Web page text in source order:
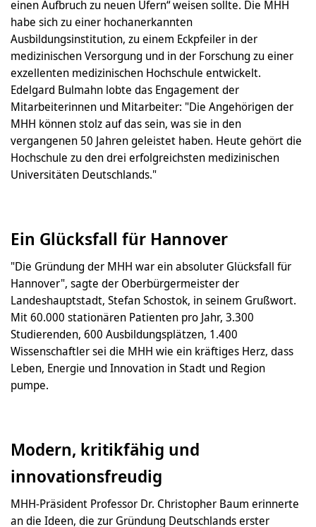
einen Aufbruch zu neuen Ufern“ weisen sollte. Die MHH
habe sich zu einer hochanerkannten
Ausbildungsinstitution, zu einem Eckpfeiler in der
medizinischen Versorgung und in der Forschung zu einer
exzellenten medizinischen Hochschule entwickelt.
Edelgard Bulmahn lobte das Engagement der
Mitarbeiterinnen und Mitarbeiter: "Die Angehörigen der
MHH können stolz auf das sein, was sie in den
vergangenen 50 Jahren geleistet haben. Heute gehört die
Hochschule zu den drei erfolgreichsten medizinischen
Universitäten Deutschlands."
Ein Glücksfall für Hannover
"Die Gründung der MHH war ein absoluter Glücksfall für
Hannover", sagte der Oberbürgermeister der
Landeshauptstadt, Stefan Schostok, in seinem Grußwort.
Mit 60.000 stationären Patienten pro Jahr, 3.300
Studierenden, 600 Ausbildungsplätzen, 1.400
Wissenschaftler sei die MHH wie ein kräftiges Herz, dass
Leben, Energie und Innovation in Stadt und Region
pumpe.
Modern, kritikfähig und
innovationsfreudig
MHH-Präsident Professor Dr. Christopher Baum erinnerte
an die Ideen, die zur Gründung Deutschlands erster